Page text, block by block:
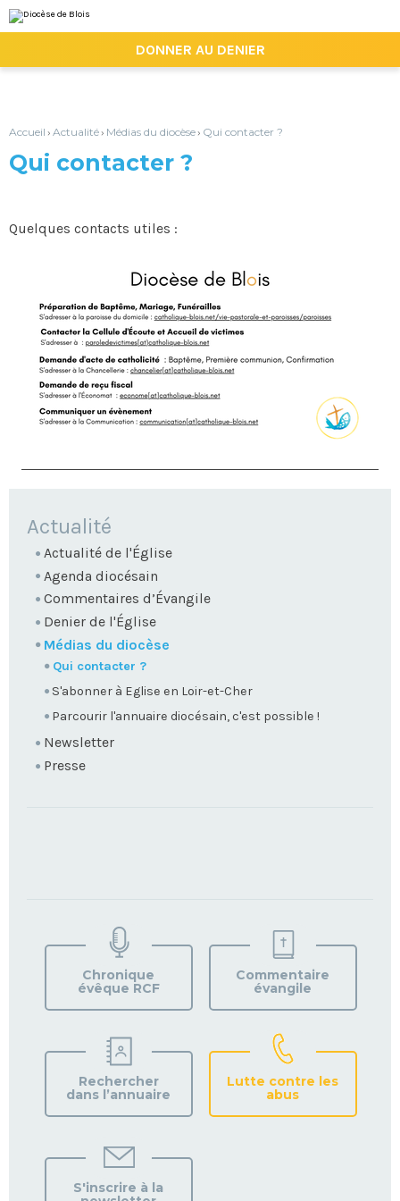
au
contenu.
la
personnels
DONNER AU DENIER
Accueil › Actualité› Médias du diocèse› Qui contacter ?
Qui contacter ?
Quelques contacts utiles :
NAVIGATION
Actualité
Actualité de l'Église
Agenda diocésain
Commentaires d’Évangile
Denier de l'Église
Médias du diocèse
Qui contacter ?
S'abonner à Eglise en Loir-et-Cher
Parcourir l'annuaire diocésain, c'est possible !
Newsletter
Presse
VOTRE
PAROISSE
Chronique
évêque RCF
Commentaire
évangile
Rechercher
dans l’annuaire
Lutte contre les
abus
S'inscrire à la